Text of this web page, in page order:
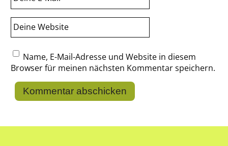
Deine Website
Name, E-Mail-Adresse und Website in diesem
Browser für meinen nächsten Kommentar speichern.